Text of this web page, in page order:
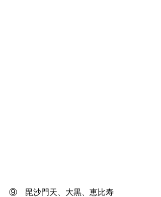
⑨　毘沙門天、大黒、恵比寿